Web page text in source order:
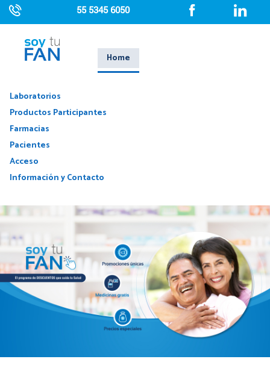
55 5345 6050
Home
L
Laboratorios
Productos Participantes
Farmacias
Pacientes
Acceso
Información y Contacto